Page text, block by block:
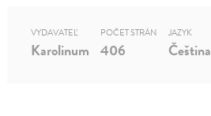
VYDAVATEĽ
Karolinum
POČET STRÁN
406
JAZYK
Čeština